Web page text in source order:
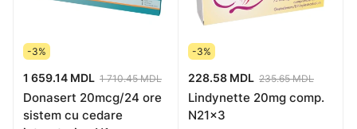
-3%
1 659.14 MDL 1 710.45 MDL
Donasert 20mcg/24 ore
sistem cu cedare
-3%
228.58 MDL 235.65 MDL
Lindynette 20mg comp.
N21x3